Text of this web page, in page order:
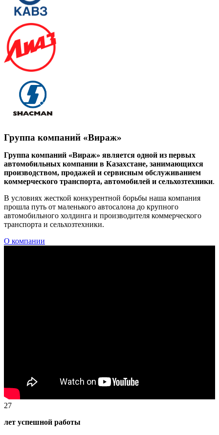
Группа компаний «Вираж»
Группа компаний «Вираж» является одной из первых
автомобильных компании в Казахстане, занимающихся
производством, продажей и сервисным обслуживанием
коммерческого транспорта, автомобилей и сельхозтехники.
В условиях жесткой конкурентной борьбы наша компания
прошла путь от маленького автосалона до крупного
автомобильного холдинга и производителя коммерческого
транспорта и сельхозтехники.
О компании
27
лет успешной работы